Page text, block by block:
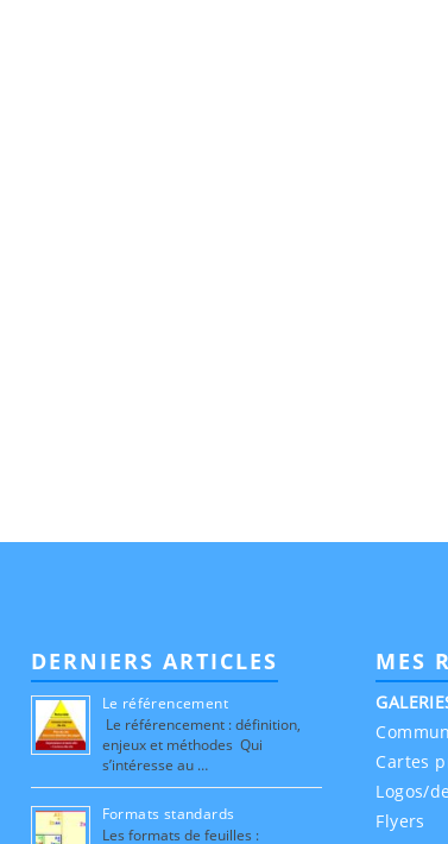
DERNIERS ARTICLES
Le référencement
Le référencement : définition,
enjeux et méthodes Qui
s’intéresse au …
Formats standards
Les formats de feuilles :
MES
Cartes
Logos/
Flyers